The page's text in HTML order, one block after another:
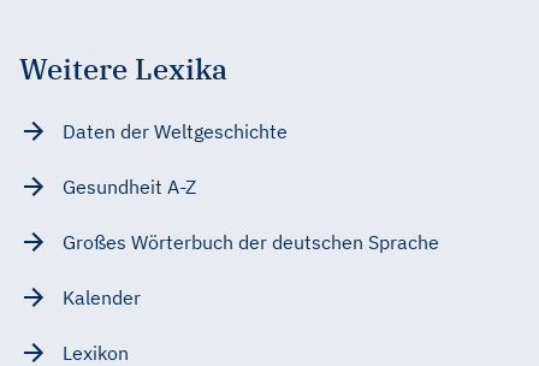
Weitere Lexika
Daten der Weltgeschichte
Gesundheit A-Z
Großes Wörterbuch der deutschen Sprache
Kalender
Lexikon